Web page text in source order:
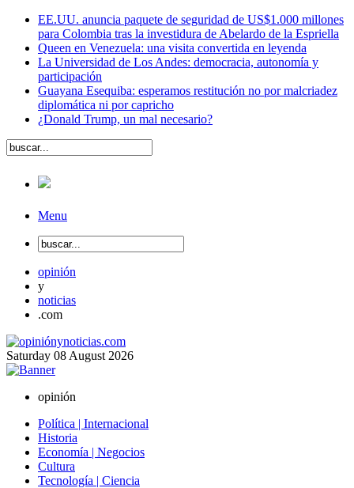
EE.UU. anuncia paquete de seguridad de US$1.000 millones
para Colombia tras la investidura de Abelardo de la Espriella
Queen en Venezuela: una visita convertida en leyenda
La Universidad de Los Andes: democracia, autonomía y
participación
Guayana Esequiba: esperamos restitución no por malcriadez
diplomática ni por capricho
¿Donald Trump, un mal necesario?
Menu
opinión
y
noticias
.com
Saturday 08 August 2026
opinión
Política | Internacional
Historia
Economía | Negocios
Cultura
Tecnología | Ciencia